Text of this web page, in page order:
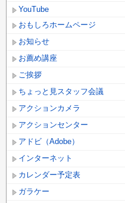
YouTube
おもしろホームページ
お知らせ
お薦め講座
ご挨拶
ちょっと見スタッフ会議
アクションカメラ
アクションセンター
アドビ（Adobe）
インターネット
カレンダー予定表
ガラケー